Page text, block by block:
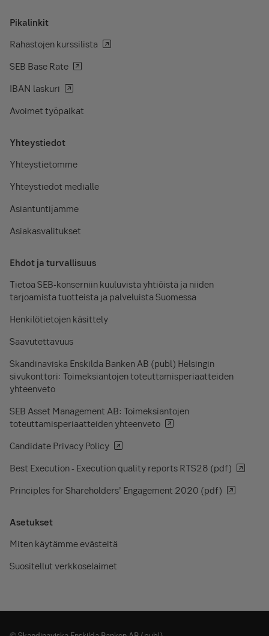
Pikalinkit
Rahastojen kurssilista
SEB Base Rate
IBAN laskuri
Avoimet työpaikat
Yhteystiedot
Yhteystietomme
Yhteystiedot medialle
Asiantuntijamme
Asiakasvalitukset
Ehdot ja turvallisuus
Tietoa SEB-konserniin kuuluvista yhtiöistä ja niiden
tarjoamista tuotteista ja palveluista Suomessa
Henkilötietojen käsittely
Saavutettavuus
Skandinaviska Enskilda Banken AB (publ) Helsingin
sivukonttori: Toimeksiantojen toteuttamisperiaatteiden
yhteenveto
SEB Asset Management AB: Toimeksiantojen
toteuttamisperiaatteiden yhteenveto
Candidate Privacy Policy
Best Execution - Execution quality reports RTS28 (pdf)
Principles for Shareholders’ Engagement 2020 (pdf)
Asetukset
Miten käytämme evästeitä
Suositellut verkkoselaimet